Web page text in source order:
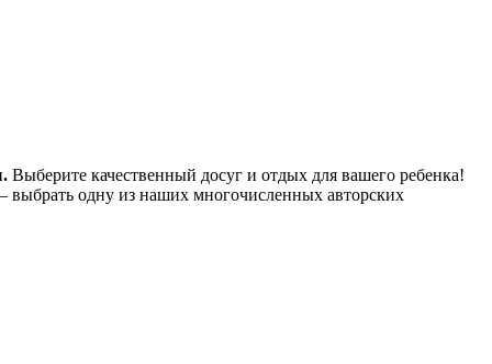
Выберите качественный досуг и отдых для вашего ребенка!
одну из наших многочисленных авторских